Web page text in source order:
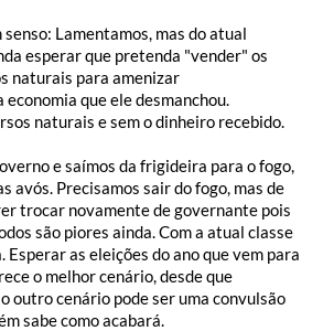
Lamentamos, mas do atual
esperar que pretenda "vender" os
naturais para amenizar
que ele desmanchou.
naturais e sem o dinheiro recebido.
e saímos da frigideira para o fogo,
avós. Precisamos sair do fogo, mas de
trocar novamente de governante pois
são piores ainda. Com a atual classe
Esperar as eleições do ano que vem para
o melhor cenário, desde que
outro cenário pode ser uma convulsão
sabe como acabará.